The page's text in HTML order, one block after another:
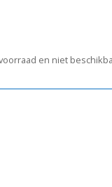
en niet